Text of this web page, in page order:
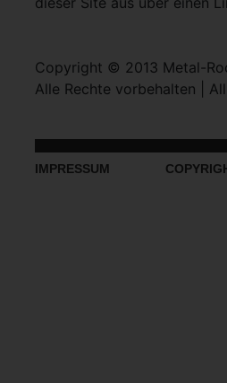
Copyright © 2013 Metal-
Alle Rechte vorbehalten |
IMPRESSUM